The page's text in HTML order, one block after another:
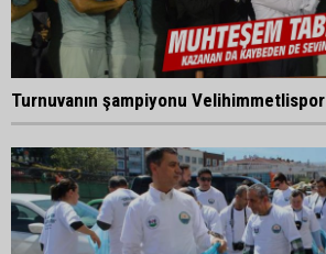
Turnuvanın şampiyonu Velihimmetlispor